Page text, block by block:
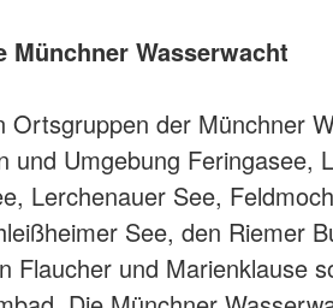
Münchner Wasserwacht
Ortsgruppen der Münchner
und Umgebung Feringasee,
Lerchenauer See,
See, den Riemer
Flaucher und Marienklause